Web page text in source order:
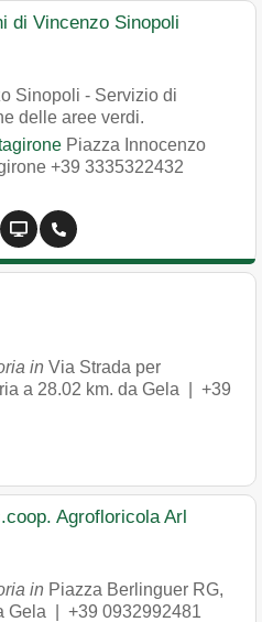
di Vincenzo Sinopoli
Sinopoli - Servizio di
delle aree verdi.
Piazza Innocenzo
+39 3335322432
in Via Strada per
a 28.02 km. da Gela | +39
Agrofloricola Arl
in Piazza Berlinguer RG,
Gela | +39 0932992481